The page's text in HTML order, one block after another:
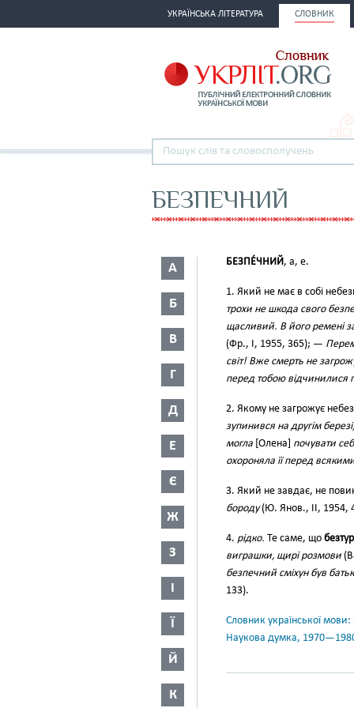
УКРАЇНСЬКА ЛІТЕРАТУРА СЛОВНИК
БЕЗПЕЧНИЙ
А
Б
В
Г
Д
Е
Є
Ж
З
І
Ї
Й
К
БЕЗПЕ́ЧНИЙ, а, е.
1. Який не має в собі
трохи не шкода свого
щасливий. В його ремені
(Фр., І, 1955, 365); —
світ! Вже смерть не
перед тобою відчинилися
2. Якому не загрожує
зупинився на другім
могла [Олена] почувати
охороняла її перед
3. Який не завдає, не
бороду(Ю. Янов., II, 1954,
4. рідко. Те саме, що
виграшки, щирі розмови
безпечний сміхун був
133).
Словник української
Наукова думка,